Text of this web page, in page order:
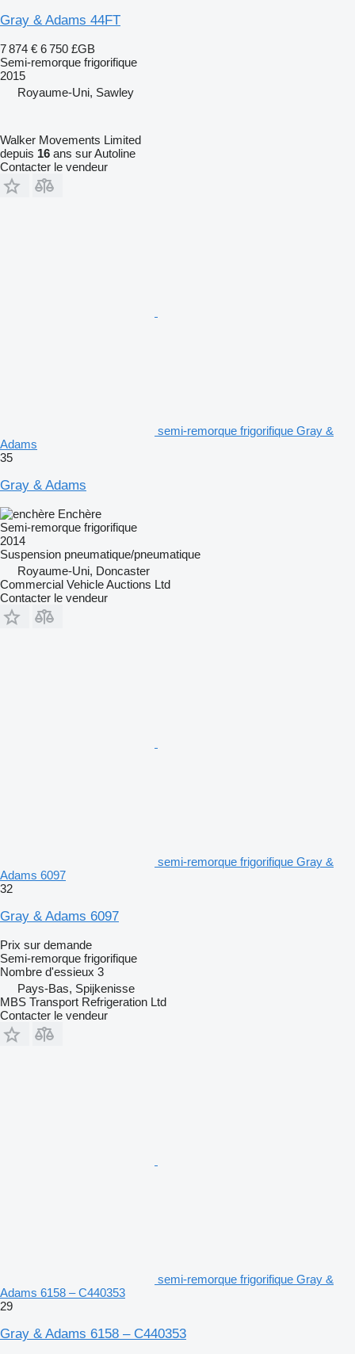
Gray & Adams 44FT
7 874 € 6 750 £GB
Semi-remorque frigorifique
2015
Royaume-Uni, Sawley
Walker Movements Limited
depuis 16 ans sur Autoline
Contacter le vendeur
semi-remorque frigorifique Gray &
Adams
35
Gray & Adams
Enchère
Semi-remorque frigorifique
2014
Suspension pneumatique/pneumatique
Royaume-Uni, Doncaster
Commercial Vehicle Auctions Ltd
Contacter le vendeur
semi-remorque frigorifique Gray &
Adams 6097
32
Gray & Adams 6097
Prix sur demande
Semi-remorque frigorifique
Nombre d'essieux 3
Pays-Bas, Spijkenisse
MBS Transport Refrigeration Ltd
Contacter le vendeur
semi-remorque frigorifique Gray &
Adams 6158 – C440353
29
Gray & Adams 6158 – C440353